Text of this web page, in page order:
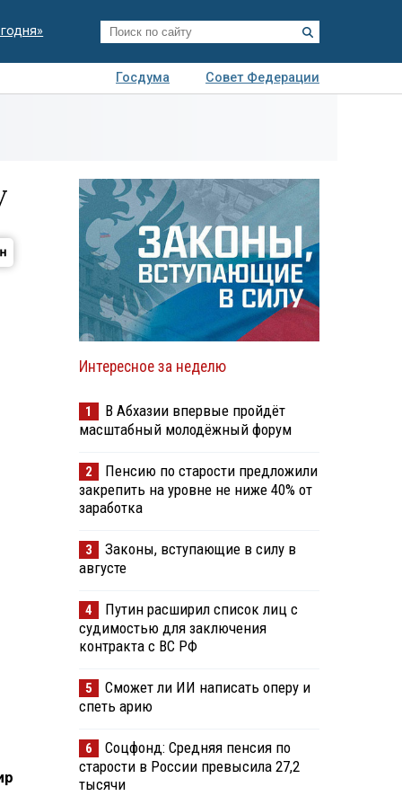
Госдума
Совет Федерации
Интересное за неделю
1
В Абхазии впервые пройдёт
масштабный молодёжный форум
2
Пенсию по старости предложили
закрепить на уровне не ниже 40% от
заработка
3
Законы, вступающие в силу в
августе
4
Путин расширил список лиц с
судимостью для заключения
контракта с ВС РФ
5
Сможет ли ИИ написать оперу и
спеть арию
6
Соцфонд: Средняя пенсия по
старости в России превысила 27,2
тысячи